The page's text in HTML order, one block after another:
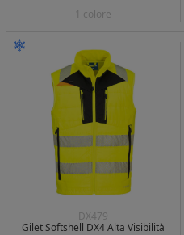
1 colore
DX479
Gilet Softshell DX4 Alta Visibilità